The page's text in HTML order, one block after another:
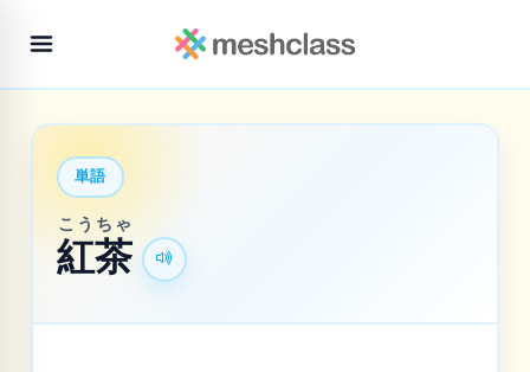
単語
紅
こう
茶
ちゃ